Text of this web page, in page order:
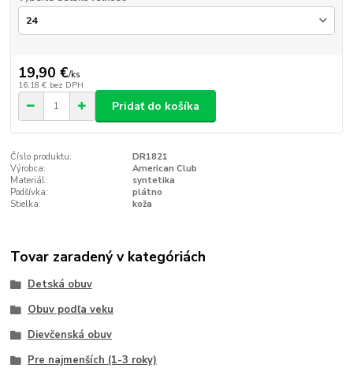
19,90 €/ks
16,18 € bez DPH
Pridať do košíka
Číslo produktu:
DR1821
Výrobca:
American Club
Materiál:
syntetika
Podšívka:
plátno
Stielka:
koža
Tovar zaradený v kategóriách
Detská obuv
Obuv podľa veku
Dievčenská obuv
Pre najmenších (1-3 roky)